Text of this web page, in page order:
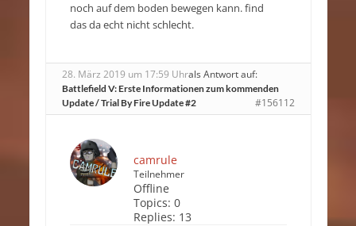
noch auf dem boden bewegen kann. find
das da echt nicht schlecht.
28. März 2019 um 17:59 Uhrals Antwort auf:
Battlefield V: Erste Informationen zum kommenden
Update / Trial By Fire Update #2
#156112
camrule
Teilnehmer
Offline
Topics: 0
Replies: 13